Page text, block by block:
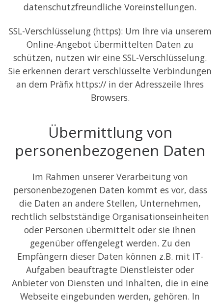
datenschutzfreundliche Voreinstellungen.
SSL-Verschlüsselung (https): Um Ihre via unserem
Online-Angebot übermittelten Daten zu
schützen, nutzen wir eine SSL-Verschlüsselung.
Sie erkennen derart verschlüsselte Verbindungen
an dem Präfix https:// in der Adresszeile Ihres
Browsers.
Übermittlung von
personenbezogenen Daten
Im Rahmen unserer Verarbeitung von
personenbezogenen Daten kommt es vor, dass
die Daten an andere Stellen, Unternehmen,
rechtlich selbstständige Organisationseinheiten
oder Personen übermittelt oder sie ihnen
gegenüber offengelegt werden. Zu den
Empfängern dieser Daten können z.B. mit IT-
Aufgaben beauftragte Dienstleister oder
Anbieter von Diensten und Inhalten, die in eine
Webseite eingebunden werden, gehören. In